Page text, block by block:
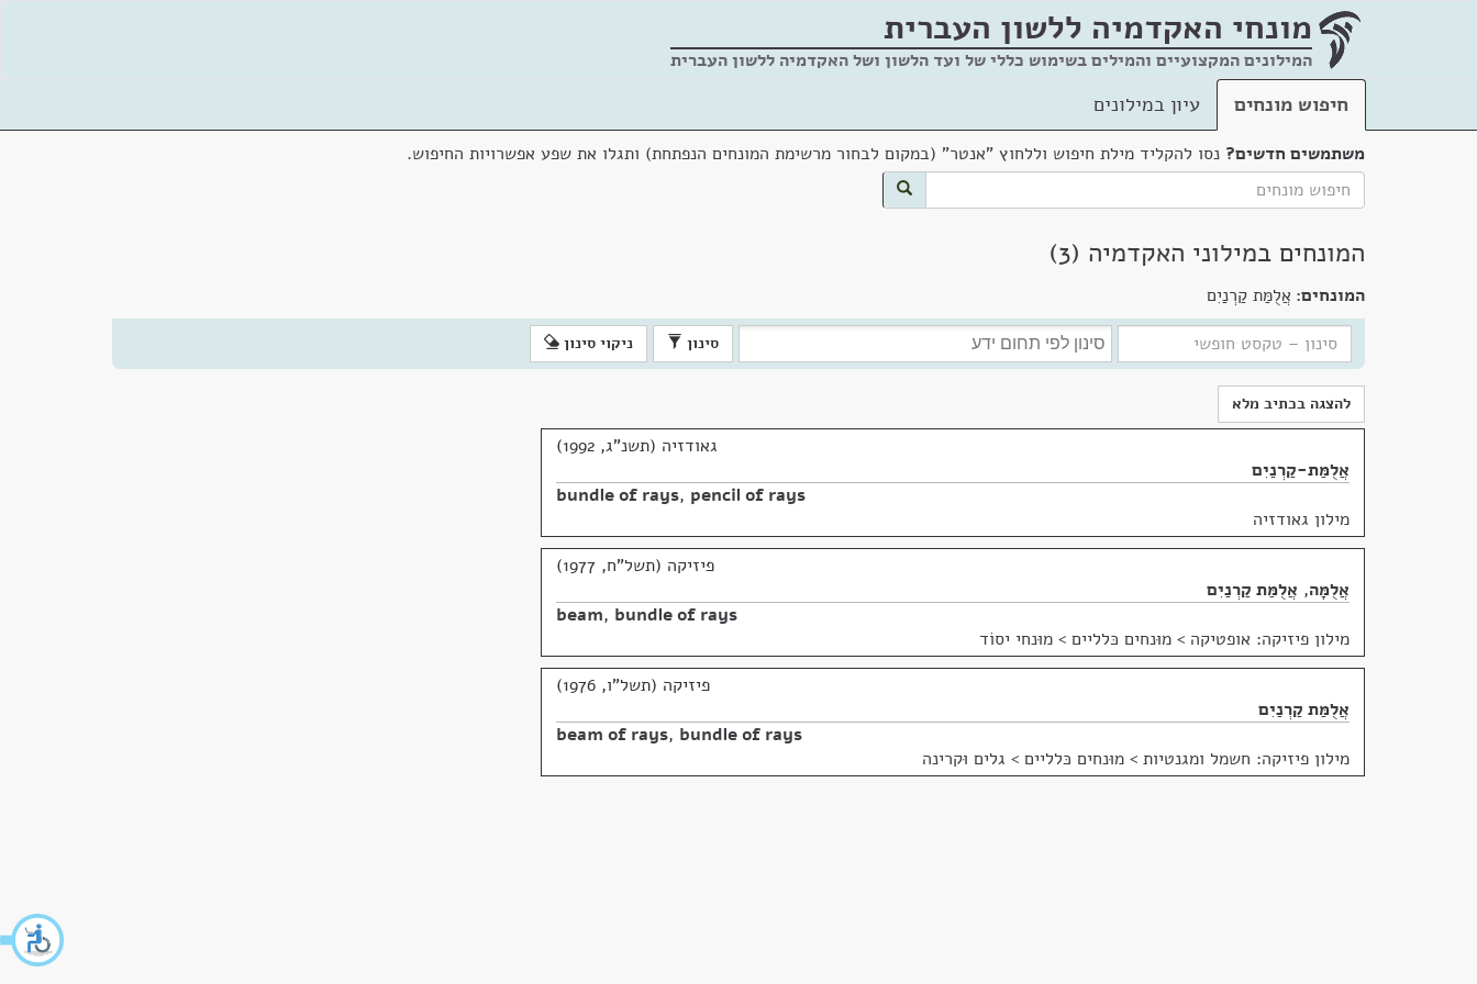
מונחי האקדמיה ללשון העברית
המילונים המקצועיים והמילים בשימוש כללי של ועד הלשון ושל האקדמיה ללשון העברית
חיפוש מונחים עיון במילונים
משתמשים חדשים? נסו להקליד מילת חיפוש וללחוץ "אנטר" (במקום לבחור מרשימת המונחים הנפתחת) ותגלו את שפע אפשרויות החיפוש.
המונחים במילוני האקדמיה (3)
המונחים: אֲלֻמַּת קַרְנַיִם
סינון ניקוי סינון
להצגה בכתיב מלא
גאודזיה (תשנ"ג, 1992)
אֲלֻמַּת-קַרְנַיִם
bundle of rays, pencil of rays
מילון גאודזיה
פיזיקה (תשל"ח, 1977)
אֲלֻמָּה, אֲלֻמַּת קַרְנַיִם
beam, bundle of rays
מילון פיזיקה: אופטיקה > מוּנחים כּלליים > מוּנחי יסוֹד
פיזיקה (תשל"ו, 1976)
אֲלֻמַּת קַרְנַיִם
beam of rays, bundle of rays
מילון פיזיקה: חשמל ומגנטיות > מוּנחים כּלליים > גלים וּקרינה